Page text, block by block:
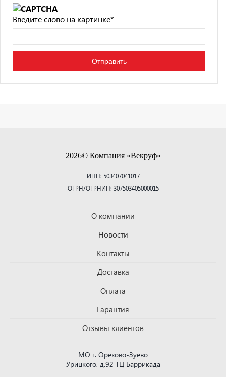
Введите слово на картинке*
2026© Компания «Векруф»
ИНН: 503407041017
ОГРН/ОГРНИП: 307503405000015
О компании
Новости
Контакты
Доставка
Оплата
Гарантия
Отзывы клиентов
МО г. Орехово-Зуево
Урицкого, д.92 ТЦ Баррикада